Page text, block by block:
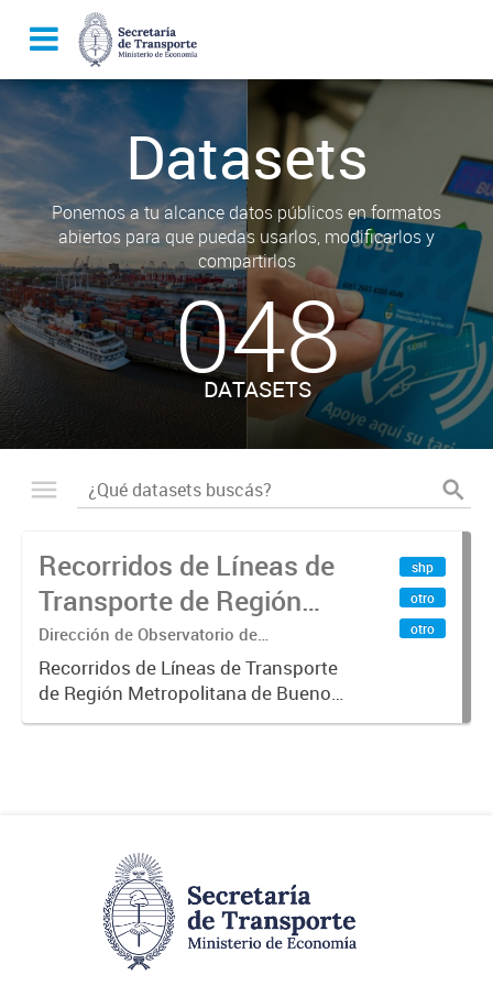
Datasets
Ponemos a tu alcance datos públicos en formatos
abiertos para que puedas usarlos, modificarlos y
compartirlos
048
DATASETS
Recorridos de Líneas de
Transporte de Región
Metropolitana de
Buenos Aires (RMBA)
Dirección de Observatorio de
Transporte, Estudio y Sistemas
Recorridos de Líneas de Transporte
de Región Metropolitana de Buenos
Aires (RMBA).-
shp
otro
otro